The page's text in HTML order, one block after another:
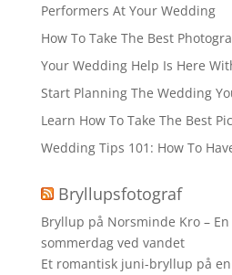
Performers At Your Wedding
How To Take The Best
Your Wedding Help Is Here
Start Planning The Wedding
Learn How To Take The Best
Wedding Tips 101: How To
Bryllupsfotograf
Bryllup på Norsminde Kro –
sommerdag ved vandet
Et romantisk juni-bryllup på